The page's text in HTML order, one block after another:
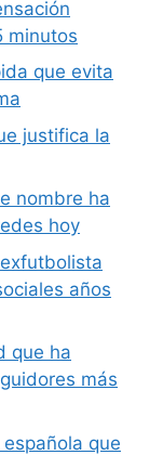
minutos
que evita
justifica la
nombre ha
hoy
años
que ha
más
que